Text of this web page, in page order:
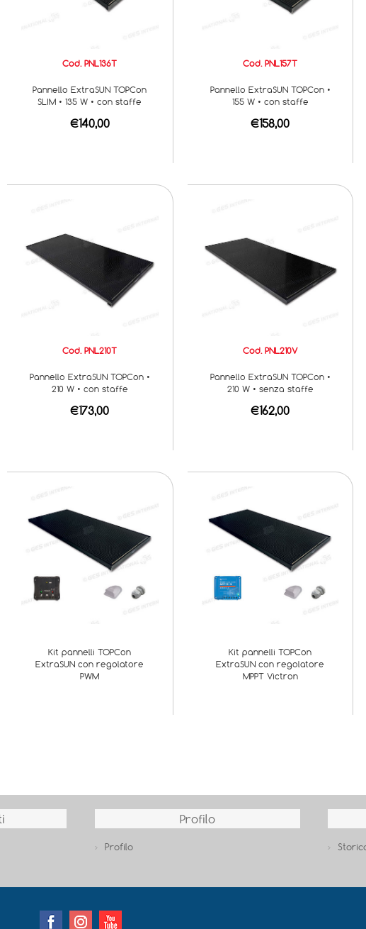
Cod. PNL136T
Pannello ExtraSUN TOPCon
SLIM • 135 W • con staffe
€140,00
Cod. PNL157T
Pannello ExtraSUN TOPCon •
155 W • con staffe
€158,00
Cod. PNL210T
Pannello ExtraSUN TOPCon •
210 W • con staffe
€173,00
Cod. PNL210V
Pannello ExtraSUN TOPCon •
210 W • senza staffe
€162,00
Kit pannelli TOPCon
ExtraSUN con regolatore
PWM
Kit pannelli TOPCon
ExtraSUN con regolatore
MPPT Victron
Profilo
Profilo